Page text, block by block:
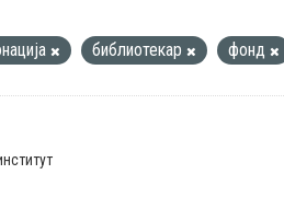
библиотекар фонд